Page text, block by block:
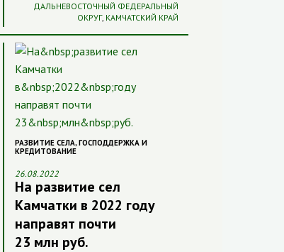
ДАЛЬНЕВОСТОЧНЫЙ ФЕДЕРАЛЬНЫЙ
ОКРУГ, КАМЧАТСКИЙ КРАЙ
РАЗВИТИЕ СЕЛА,ГОСПОДДЕРЖКА И
КРЕДИТОВАНИЕ
26.08.2022
На развитие сел
Камчатки в 2022 году
направят почти
23 млн руб.